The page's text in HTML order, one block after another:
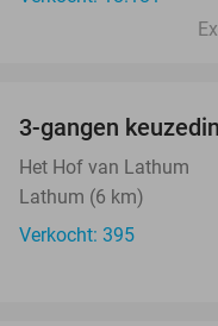
3-gangen
Het Hof van Lathum
Lathum (6 km)
Verkocht: 395